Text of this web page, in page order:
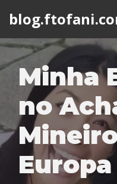
to
content
Minha
no
Europa